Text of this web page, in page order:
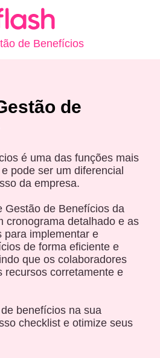
de Benefícios
de
é uma das funções mais
pode ser um diferencial
da empresa.
Gestão de Benefícios da
cronograma detalhado e as
para implementar e
de forma eficiente e
que os colaboradores
recursos corretamente e
benefícios na sua
checklist e otimize seus